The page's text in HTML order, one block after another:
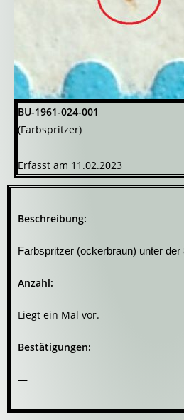
BU-1961-024-001
(Farbspritzer)
Erfasst am 11.02.2023
Beschreibung:
Farbspritzer (ockerbraun) unter der
Anzahl:
Liegt ein Mal vor.
Bestätigungen:
—